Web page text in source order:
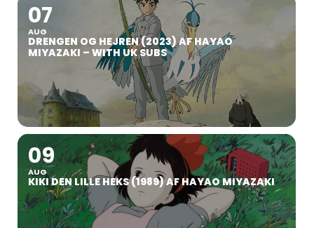
07
AUG
DRENGEN OG HEJREN (2023) AF HAYAO
MIYAZAKI – WITH UK SUBS
09
AUG
KIKI DEN LILLE HEKS (1989) AF HAYAO MIYAZAKI